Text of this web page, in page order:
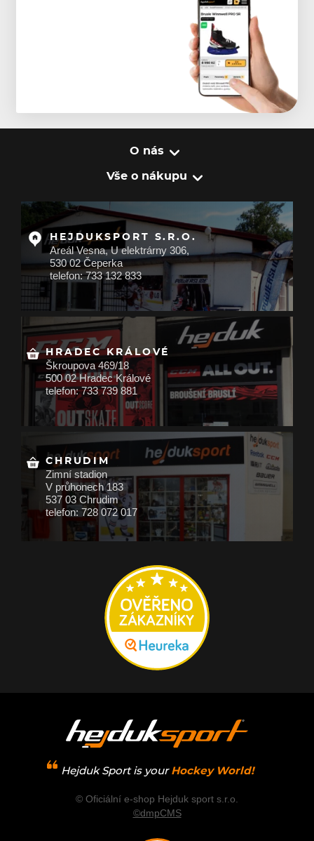
O nás
Vše o nákupu
HEJDUKSPORT S.R.O.
Areál Vesna, U elektrárny 306,
530 02 Čeperka
telefon: 733 132 833
HRADEC KRÁLOVÉ
Škroupova 469/18
500 02 Hradec Králové
telefon: 733 739 881
CHRUDIM
Zimní stadion
V průhonech 183
537 03 Chrudim
telefon: 728 072 017
Hejduk Sport is your Hockey World!
© Oficiální e-shop Hejduk sport s.r.o.
©dmpCMS